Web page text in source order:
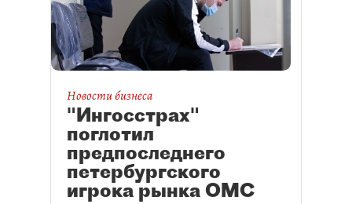
Новости бизнеса
"Ингосстрах"
поглотил
предпоследнего
петербургского
игрока рынка ОМС